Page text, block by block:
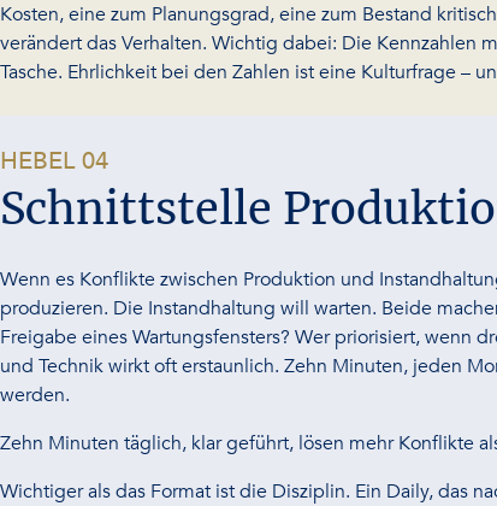
Kosten, eine zum Planungsgrad, eine zum Bestand
verändert das Verhalten. Wichtig dabei: Die Kennzahlen
Tasche. Ehrlichkeit bei den Zahlen ist eine Kulturfrage –
HEBEL 04-
Schnittstelle
Wenn es Konflikte zwischen Produktion und
produzieren. Die Instandhaltung will warten. Beide
Freigabe eines Wartungsfensters? Wer priorisiert, wenn
und Technik wirkt oft erstaunlich. Zehn Minuten, jeden
werden.
Zehn Minuten täglich, klar geführt, lösen mehr Konflikte
Wichtiger als das Format ist die Disziplin. Ein Daily, das